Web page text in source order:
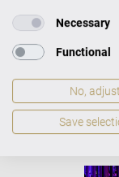
специальных
классах
© International
Necessary
Functional
No, adjust
Save